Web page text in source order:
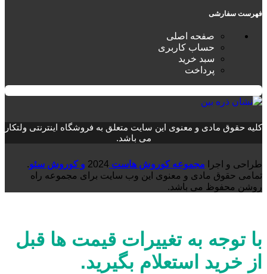
فهرست سفارشی
صفحه اصلی
حساب کاربری
سبد خرید
پرداخت
کلیه حقوق مادی و معنوی این سایت متعلق به فروشگاه اینترنتی ولتکار
می باشد.
طراحی و اجرا مجموعه کوروش هاست 2024 و کوروش سئو.
تمامی حقوق مادی و معنوی این وب سایت برای مجموعه راه
روشن محفوظ می باشد.
با توجه به تغییرات قیمت ها قبل
از خرید استعلام بگیرید.